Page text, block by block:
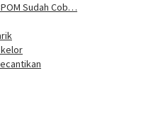
Sudah Cob…